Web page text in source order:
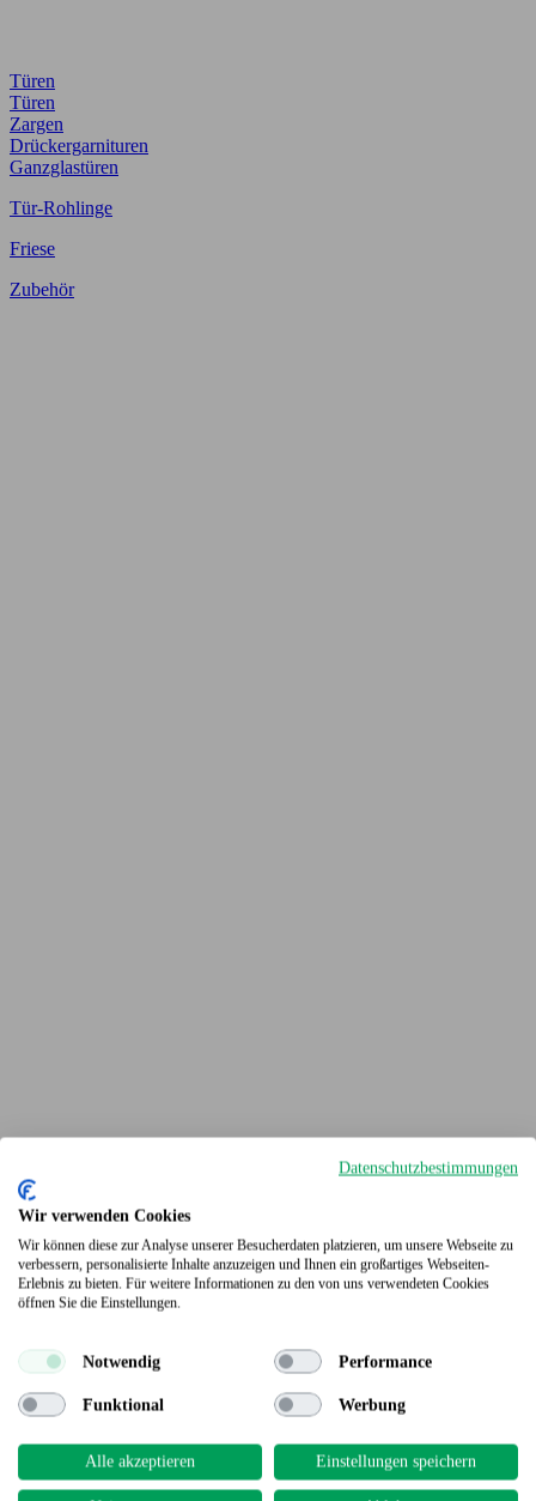
Türen
Türen
Zargen
Drückergarnituren
Ganzglastüren
Tür-Rohlinge
Friese
Zubehör
Terrassendielen
Datenschutzbestimmungen
Wir verwenden Cookies
Wir können diese zur Analyse unserer Besucherdaten platzieren, um unsere Webseite zu
verbessern, personalisierte Inhalte anzuzeigen und Ihnen ein großartiges Webseiten-
Erlebnis zu bieten. Für weitere Informationen zu den von uns verwendeten Cookies
öffnen Sie die Einstellungen.
Notwendig Performance
Funktional Werbung
Alle akzeptieren Einstellungen speichern